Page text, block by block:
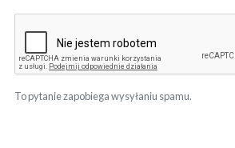
To pytanie zapobiega wysyłaniu spamu.